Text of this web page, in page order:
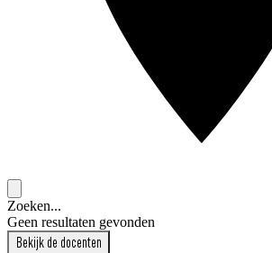
Zoeken...
Geen resultaten gevonden
Bekijk de docenten